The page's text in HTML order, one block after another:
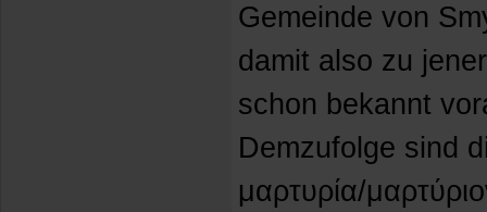
Gemeinde von
damit also zu
schon bekannt
Demzufolge sind
μαρτυρία/